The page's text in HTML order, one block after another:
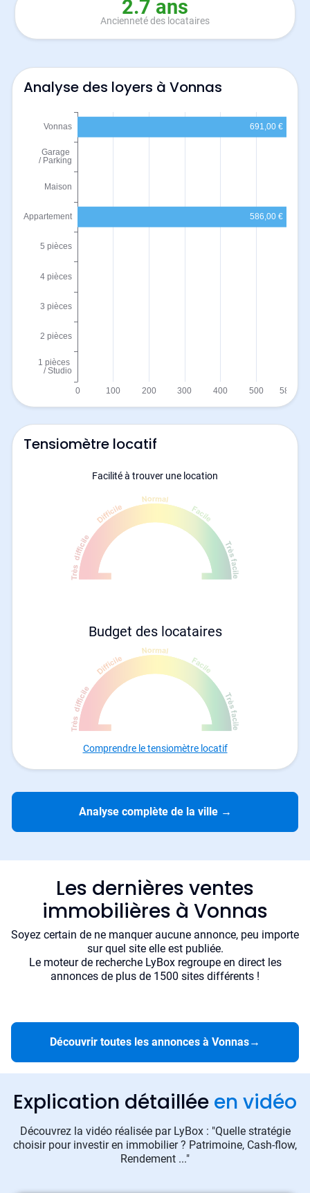
2.7 ans
Ancienneté des locataires
Analyse des loyers à Vonnas
Tensiomètre locatif
Facilité à trouver une location
Budget des locataires
Comprendre le tensiomètre locatif
Analyse complète de la ville →
Les dernières ventes
immobilières à Vonnas
Soyez certain de ne manquer aucune annonce, peu importe
sur quel site elle est publiée.
Le moteur de recherche LyBox regroupe en direct les
annonces de plus de 1500 sites différents !
Découvrir toutes les annonces à Vonnas→
Explication détaillée en vidéo
Découvrez la vidéo réalisée par LyBox : "Quelle stratégie
choisir pour investir en immobilier ? Patrimoine, Cash-flow,
Rendement ..."